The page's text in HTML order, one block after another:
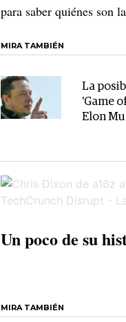
para saber quiénes son
MIRA TAMBIÉN
La
'Game
Elon
Un poco de su
MIRA TAMBIÉN